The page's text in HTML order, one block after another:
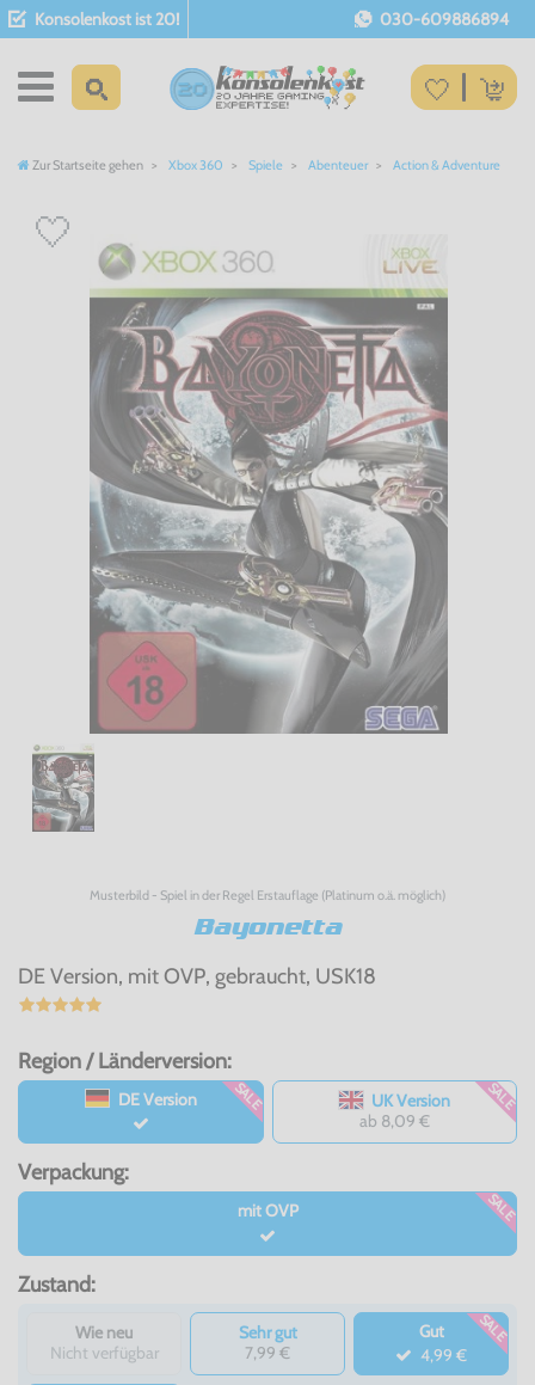
Konsolenkost ist 20! 030-609886894
Zur Startseite gehen Xbox 360 Spiele Abenteuer Action & Adventure
Musterbild - Spiel in der Regel Erstauflage (Platinum o.ä. möglich)
Bayonetta
DE Version, mit OVP, gebraucht, USK18
Region / Länderversion:
DE Version SALE
UK Version
ab 8,09 €
SALE
Verpackung:
mit OVP SALE
Zustand:
Wie neu
Nicht verfügbar
Sehr gut
7,99 €
Gut
4,99 €
SALE